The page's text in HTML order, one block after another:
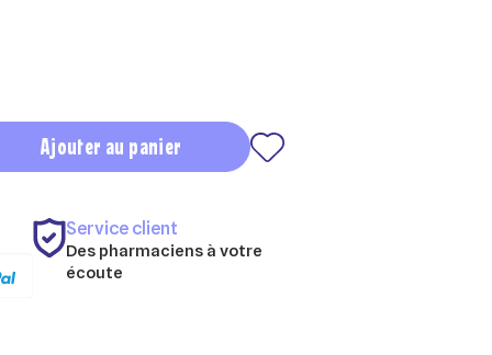
Ajouter au panier
Service client
Des pharmaciens à votre
écoute